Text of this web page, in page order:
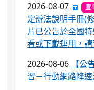
2026-08-07
宣
定辦法說明手冊(
片已公告於全國
看或下載運用，請
2026-08-06
【公
習－行動網路降